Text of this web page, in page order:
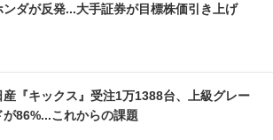
ンダが反発...大手証券が目標株価引き上げ
産『キックス』受注1万1388台、上級グレー
が86%...これからの課題